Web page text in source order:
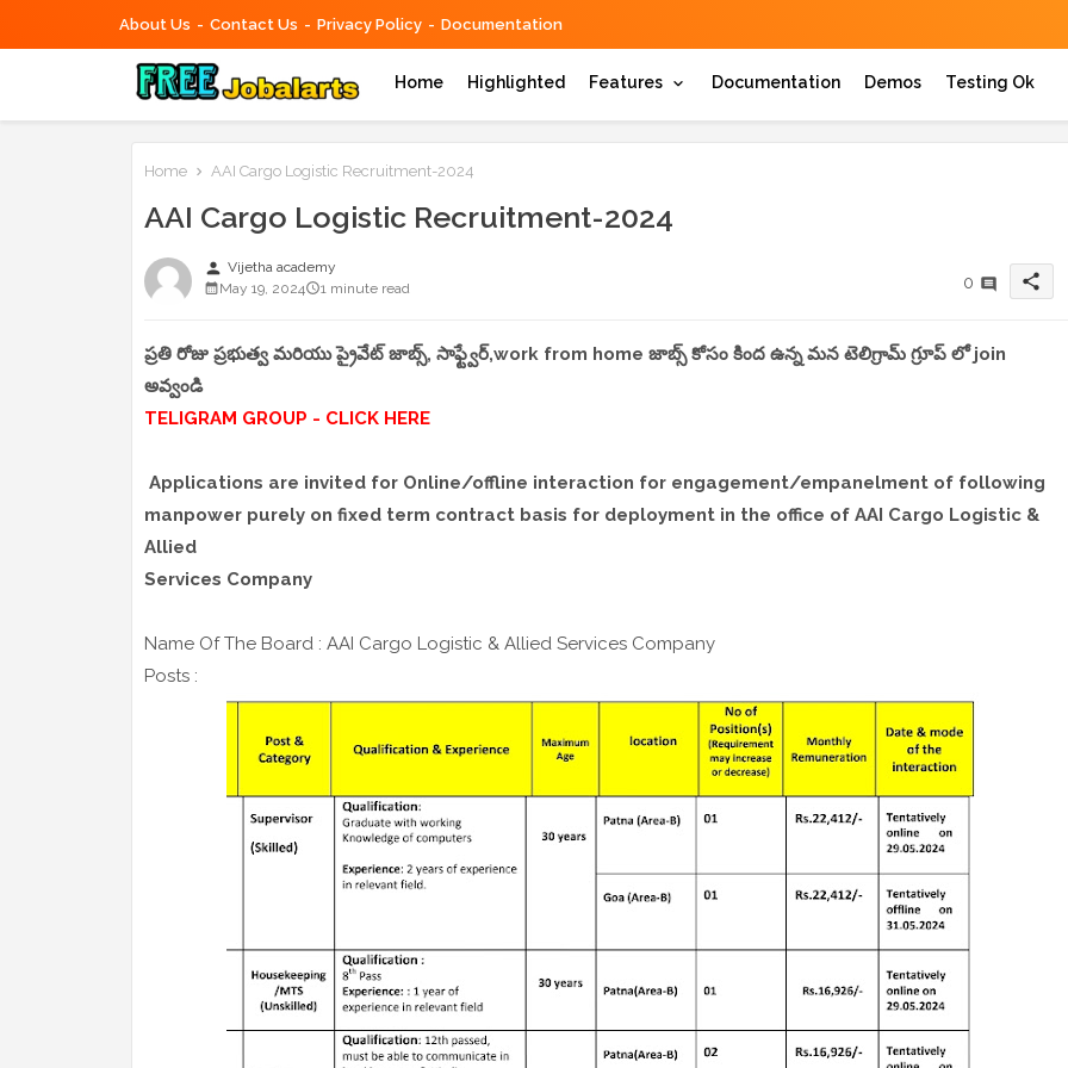
About Us Contact Us Privacy Policy Documentation
Home Highlighted Features Documentation Demos Testing Ok
Home AAI Cargo Logistic Recruitment-2024
AAI Cargo Logistic Recruitment-2024
person Vijetha academy
May 19, 2024
1 minute read 0 share
ప్రతి రోజు ప్రభుత్వ మరియు ప్రైవేట్ జాబ్స్, సాఫ్ట్వేర్,work from home జాబ్స్ కోసం కింద ఉన్న మన టెలిగ్రామ్ గ్రూప్ లో join
అవ్వండి
TELIGRAM GROUP - CLICK HERE
Applications are invited for Online/offline interaction for engagement/empanelment of following
manpower purely on fixed term contract basis for deployment in the office of AAI Cargo Logistic &
Allied
Services Company
Name Of The Board : AAI Cargo Logistic & Allied Services Company
Posts :